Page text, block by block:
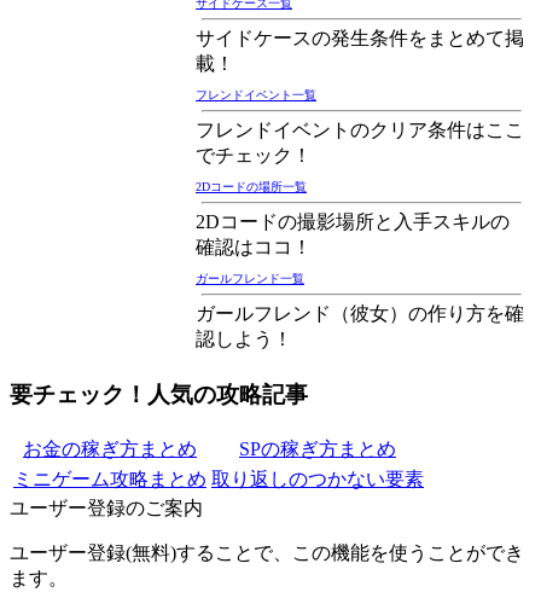
サイドケース一覧
サイドケースの発生条件をまとめて掲
載！
フレンドイベント一覧
フレンドイベントのクリア条件はここ
でチェック！
2Dコードの場所一覧
2Dコードの撮影場所と入手スキルの
確認はココ！
ガールフレンド一覧
ガールフレンド（彼女）の作り方を確
認しよう！
要チェック！人気の攻略記事
お金の稼ぎ方まとめ
SPの稼ぎ方まとめ
ミニゲーム攻略まとめ 取り返しのつかない要素
ユーザー登録のご案内
ユーザー登録(無料)することで、この機能を使うことができ
ます。